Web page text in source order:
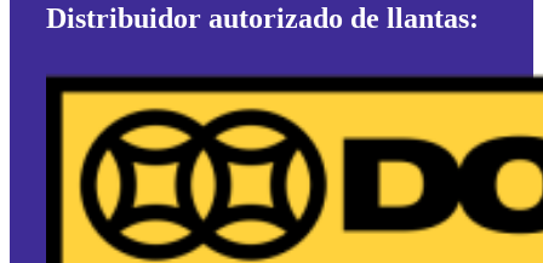
Distribuidor autorizado de llantas: